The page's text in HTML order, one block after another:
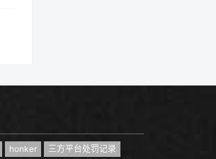
honker
三方平台处罚记录